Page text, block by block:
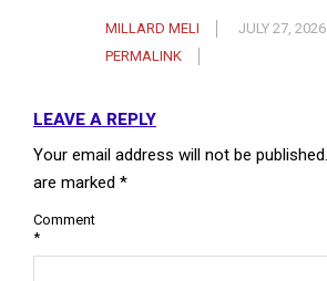
MILLARD MELI
JULY 27, 2026
PERMALINK
LEAVE A REPLY
Your email address will not be published.
are marked *
Comment
*